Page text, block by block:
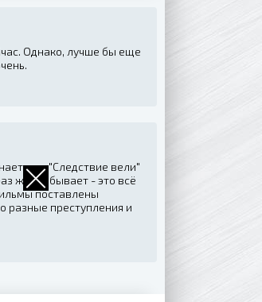
Однако, лучше бы еще
мне "Следствие вели"
жутко бывает - это всё
поставлены
разные преступления и